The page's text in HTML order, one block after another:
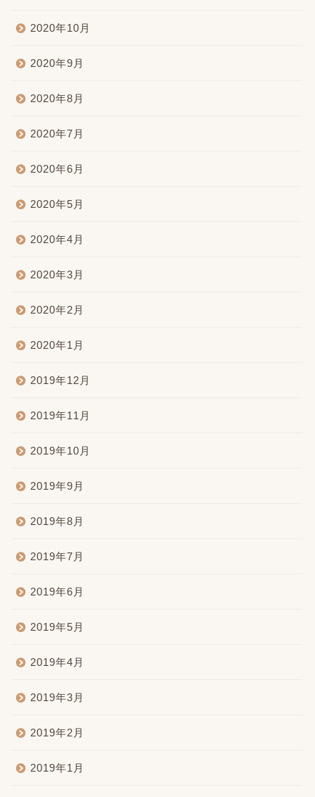
2020年10月
2020年9月
2020年8月
2020年7月
2020年6月
2020年5月
2020年4月
2020年3月
2020年2月
2020年1月
2019年12月
2019年11月
2019年10月
2019年9月
2019年8月
2019年7月
2019年6月
2019年5月
2019年4月
2019年3月
2019年2月
2019年1月